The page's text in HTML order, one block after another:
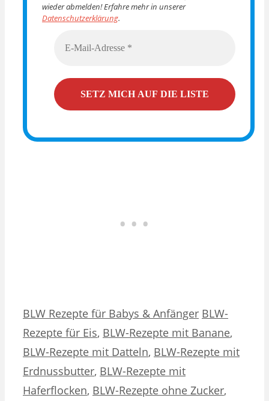
wieder abmelden! Erfahre mehr in unserer
Datenschutzerklärung.
Kategorien
BLW Rezepte für Babys & Anfänger Schlagwörter
BLW-
Rezepte für Eis, BLW-Rezepte mit Banane,
BLW-Rezepte mit Datteln, BLW-Rezepte mit
Erdnussbutter, BLW-Rezepte mit
Haferflocken, BLW-Rezepte ohne Zucker,